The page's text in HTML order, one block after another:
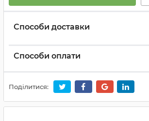
Способи доставки
Способи оплати
Поділитися: